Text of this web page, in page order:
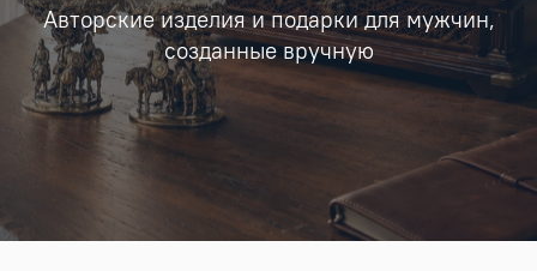
Авторские изделия и подарки для мужчин,
созданные вручную